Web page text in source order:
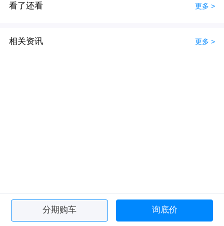
看了还看 更多 >
相关资讯 更多 >
分期购车 询底价